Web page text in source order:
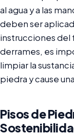
al agua y a las
deben ser
instrucciones del
derrames, es
limpiar la
piedra y cause
Pisos de